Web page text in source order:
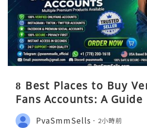
8 Best Places to Buy
Fans Accounts: A Guide
PvaSmmSells 2小時前